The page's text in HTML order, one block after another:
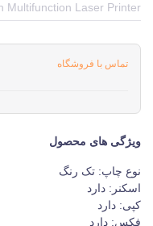
Multifunction Laser Printer
تماس با فروشگاه
ویژگی های محصول
نوع چاپ: تک رنگ
اسکنر: دارد
کپی: دارد
فکس: دارد